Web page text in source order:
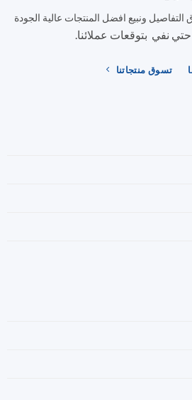
ونبيع افضل المنتجات عالية الجودة
بتوقعات عملائنا.
منتجاتنا